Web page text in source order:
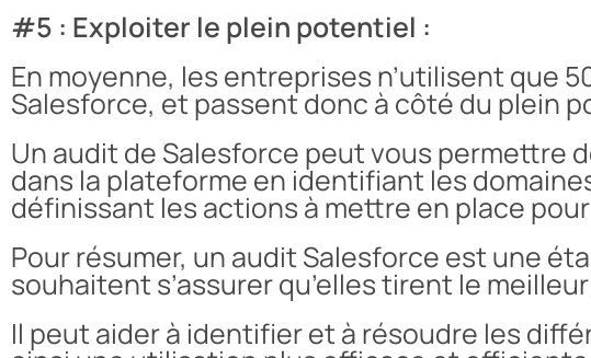
#5 : Exploiter le plein potentiel :
En moyenne, les entreprises n’utilisent que
Salesforce, et passent donc à côté du plein
Un audit de Salesforce peut vous permettre
dans la plateforme en identifiant les
définissant les actions à mettre en place
Pour résumer, un audit Salesforce est une
souhaitent s’assurer qu’elles tirent le
Il peut aider à identifier et à résoudre les